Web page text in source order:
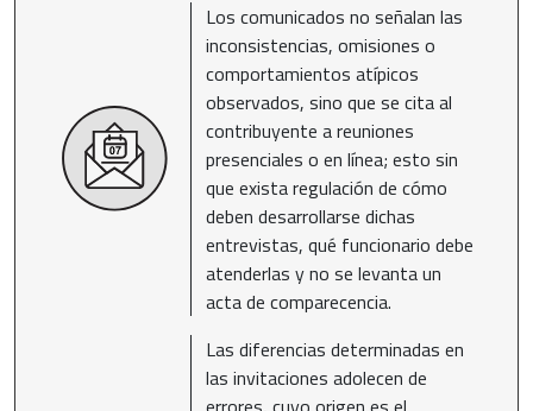
Los comunicados no señalan las
inconsistencias, omisiones o
comportamientos atípicos
observados, sino que se cita al
contribuyente a reuniones
presenciales o en línea; esto sin
que exista regulación de cómo
deben desarrollarse dichas
entrevistas, qué funcionario debe
atenderlas y no se levanta un
acta de comparecencia.
Las diferencias determinadas en
las invitaciones adolecen de